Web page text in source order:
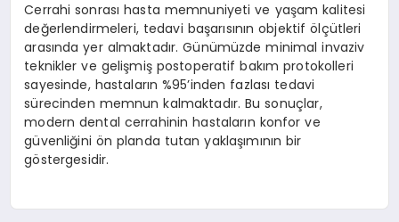
Cerrahi sonrası hasta memnuniyeti ve yaşam kalitesi
değerlendirmeleri, tedavi başarısının objektif ölçütleri
arasında yer almaktadır. Günümüzde minimal invaziv
teknikler ve gelişmiş postoperatif bakım protokolleri
sayesinde, hastaların %95’inden fazlası tedavi
sürecinden memnun kalmaktadır. Bu sonuçlar,
modern dental cerrahinin hastaların konfor ve
güvenliğini ön planda tutan yaklaşımının bir
göstergesidir.